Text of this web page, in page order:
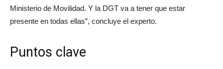
Ministerio de Movilidad. Y la DGT va a tener que estar
presente en todas ellas”, concluye el experto.
Puntos clave